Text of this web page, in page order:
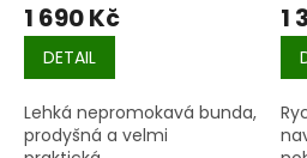
1 690 Kč
DETAIL
Lehká nepromokavá bunda,
prodyšná a velmi
1